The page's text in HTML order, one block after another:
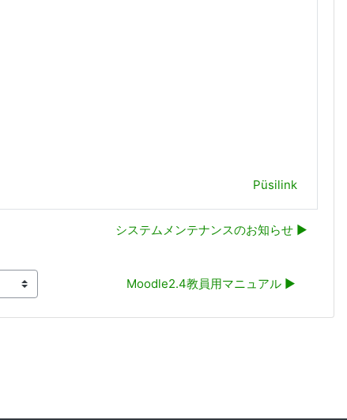
Püsilink
システムメンテナンスのお知らせ ▶︎
Moodle2.4教員用マニュアル ▶︎